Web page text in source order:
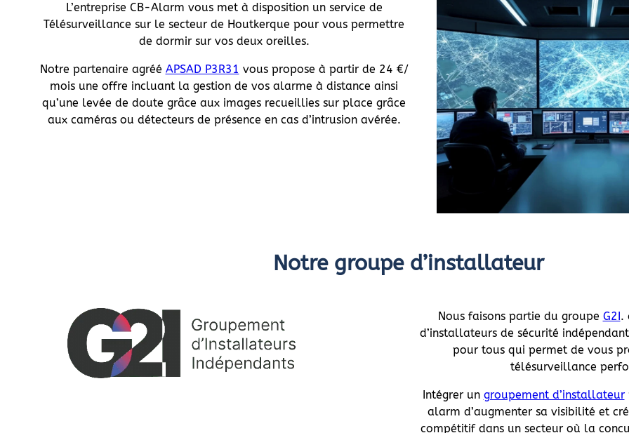
L’entreprise CB-Alarm vous met à disposition un service de
Télésurveillance sur le secteur de Houtkerque pour vous permettre
de dormir sur vos deux oreilles.
Notre partenaire agréé APSAD P3R31 vous propose à partir de 24 €/
mois une offre incluant la gestion de vos alarme à distance ainsi
qu’une levée de doute grâce aux images recueillies sur place grâce
aux caméras ou détecteurs de présence en cas d’intrusion avérée.
Notre groupe d’installateur
Nous faisons partie du groupe G2I .
d’installateurs de sécurité
pour tous qui permet de vous
télésurveillance
Intégrer un groupement d’installateur
alarm d’augmenter sa visibilité et
compétitif dans un secteur où la